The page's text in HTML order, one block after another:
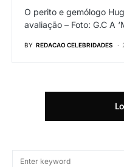
O perito e gemólogo
avaliação – Foto: G.C A
BY REDACAO CELEBRIDADES